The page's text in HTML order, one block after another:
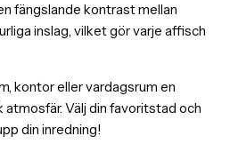
fängslande kontrast mellan
inslag, vilket gör varje affisch
kontor eller vardagsrum en
Välj din favoritstad och
din inredning!